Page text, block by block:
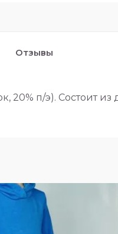
Отзывы
20% п/э). Состоит